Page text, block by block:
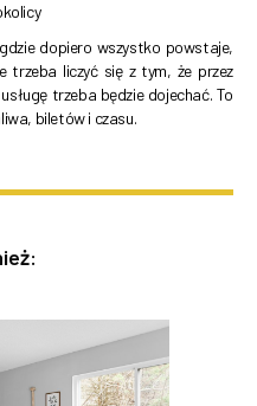
dopiero wszystko powstaje,
trzeba liczyć się z tym, że przez
trzeba będzie dojechać. To
biletów i czasu.